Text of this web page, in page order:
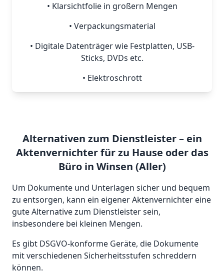
• Klarsichtfolie in großern Mengen
• Verpackungsmaterial
• Digitale Datenträger wie Festplatten, USB-
Sticks, DVDs etc.
• Elektroschrott
Alternativen zum Dienstleister – ein
Aktenvernichter für zu Hause oder das
Büro in Winsen (Aller)
Um Dokumente und Unterlagen sicher und bequem
zu entsorgen, kann ein eigener Aktenvernichter eine
gute Alternative zum Dienstleister sein,
insbesondere bei kleinen Mengen.
Es gibt DSGVO-konforme Geräte, die Dokumente
mit verschiedenen Sicherheitsstufen schreddern
können.